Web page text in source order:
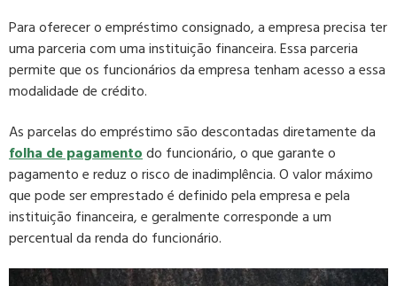
Para oferecer o empréstimo consignado, a empresa precisa ter
uma parceria com uma instituição financeira. Essa parceria
permite que os funcionários da empresa tenham acesso a essa
modalidade de crédito.
As parcelas do empréstimo são descontadas diretamente da
folha de pagamentodo funcionário, o que garante o
pagamento e reduz o risco de inadimplência. O valor máximo
que pode ser emprestado é definido pela empresa e pela
instituição financeira, e geralmente corresponde a um
percentual da renda do funcionário.